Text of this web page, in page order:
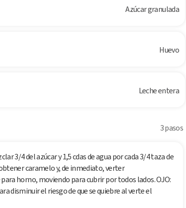
Azúcar granulada
Huevo
Leche entera
3 pasos
3/4 del azúcar y 1,5 cdas de agua por cada 3/4 taza de
caramelo y, de inmediato, verter
horno, moviendo para cubrir por todos lados. OJO:
disminuir el riesgo de que se quiebre al verte el